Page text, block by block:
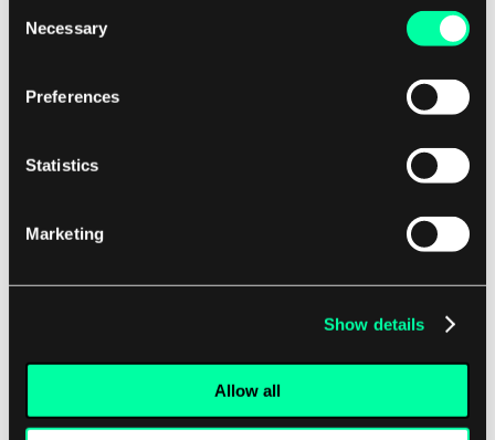
Selection
Necessary
Preferences
Statistics
Marketing
Show details
Allow all
kompromisy, a osiągnięcie konsensusu co do
Dodatkowo, interoperacyjność między różnymi
zakresie skalowalności blockchaina. W miarę jak
konkretnych zastosowań lub branż, zachodzi
bezproblemowy. Jednak osiągnięcie
interoperacyjności między różnymi blockchainami
może być skomplikowane i wymaga
standardyzacji oraz współpracy między